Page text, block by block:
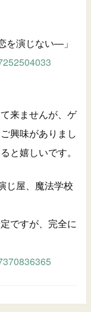
を演じない―」
来ませんが、ゲ
興味がありまし
と嬉しいです。
じ屋、魔法学校
ですが、完全に